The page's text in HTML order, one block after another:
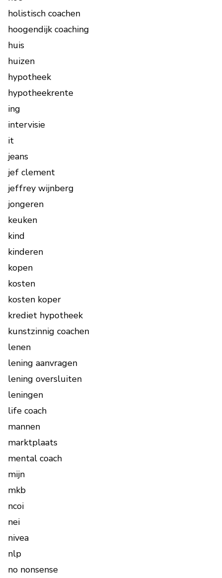
holistisch coachen
hoogendijk coaching
huis
huizen
hypotheek
hypotheekrente
ing
intervisie
it
jeans
jef clement
jeffrey wijnberg
jongeren
keuken
kind
kinderen
kopen
kosten
kosten koper
krediet hypotheek
kunstzinnig coachen
lenen
lening aanvragen
lening oversluiten
leningen
life coach
mannen
marktplaats
mental coach
mijn
mkb
ncoi
nei
nivea
nlp
no nonsense